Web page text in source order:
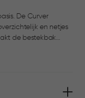
De Curver
en netjes
makkelijk pakt uit
en overzicht brengt